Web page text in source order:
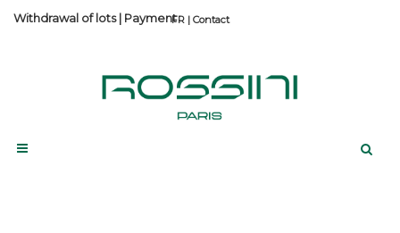
Contact
Withdrawal of lots| Payment